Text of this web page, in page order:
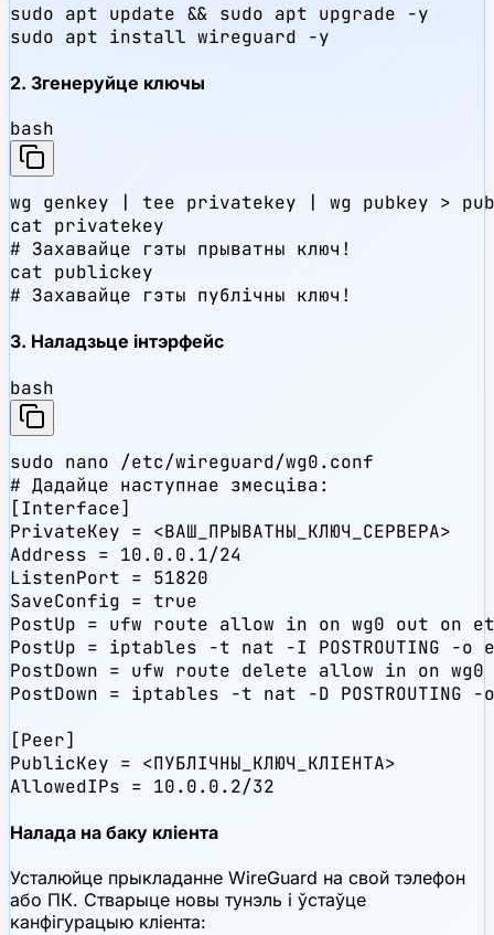
sudo apt update && sudo apt upgrade -y
sudo apt install wireguard -y
2. Згенеруйце ключы
bash
wg genkey | tee privatekey | wg pubkey >
cat privatekey
# Захавайце гэты прыватны ключ!
cat publickey
# Захавайце гэты публічны ключ!
3. Наладзьце інтэрфейс
bash
sudo nano /etc/wireguard/wg0.conf
# Дадайце наступнае змесціва:
[Interface]
PrivateKey = <ВАШ_ПРЫВАТНЫ_КЛЮЧ_СЕРВЕРА>
Address = 10.0.0.1/24
ListenPort = 51820
SaveConfig = true
PostUp = ufw route allow in on wg0 out on
PostUp = iptables -t nat -I POSTROUTING -o
PostDown = ufw route delete allow in on
PostDown = iptables -t nat -D POSTROUTING -o
[Peer]
PublicKey = <ПУБЛІЧНЫ_КЛЮЧ_КЛІЕНТА>
AllowedIPs = 10.0.0.2/32
Налада на баку кліента
Усталюйце прыкладанне WireGuard на свой тэлефон
або ПК. Стварыце новы тунэль і ўстаўце
канфігурацыю кліента: